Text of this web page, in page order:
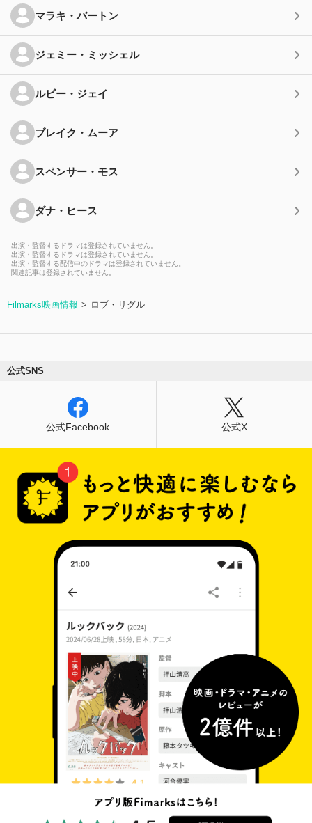
マラキ・バートン
ジェミー・ミッシェル
ルビー・ジェイ
ブレイク・ムーア
スペンサー・モス
ダナ・ヒース
出演・監督するドラマは登録されていません。
出演・監督するドラマは登録されていません。
出演・監督する配信中のドラマは登録されていません。
関連記事は登録されていません。
Filmarks映画情報 ロブ・リグル
公式SNS
公式Facebook 公式X